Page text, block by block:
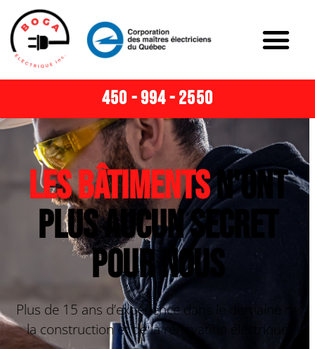
450 - 994 - 2550
Les bâtimentsn'ont
plus aucun secret
pour nous
Plus de 15 ans d’expérience dans le domaine de
la construction et de la rénovation électrique